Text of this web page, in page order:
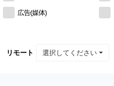
広告(媒体)
リモート 選択してください